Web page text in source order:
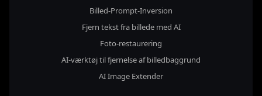
Billed-Prompt-Inversion
Fjern tekst fra billede med AI
Foto-restaurering
AI-værktøj til fjernelse af billedbaggrund
AI Image Extender